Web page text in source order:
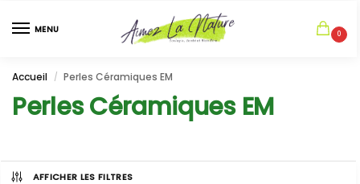
MENU 0
Accueil / Perles Céramiques EM
Perles Céramiques EM
AFFICHER LES FILTRES